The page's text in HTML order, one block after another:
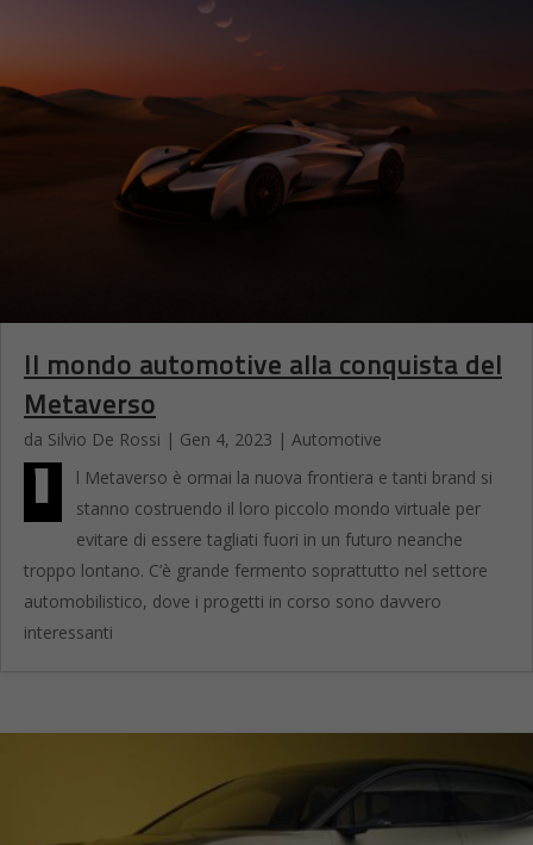
Il mondo automotive alla conquista del
Metaverso
da Silvio De Rossi | Gen 4, 2023 | Automotive
I
l Metaverso è ormai la nuova frontiera e tanti brand si
stanno costruendo il loro piccolo mondo virtuale per
evitare di essere tagliati fuori in un futuro neanche
troppo lontano. C’è grande fermento soprattutto nel settore
automobilistico, dove i progetti in corso sono davvero
interessanti